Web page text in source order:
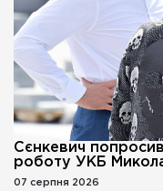
Сєнкевич
роботу УКБ
07 серпня 2026